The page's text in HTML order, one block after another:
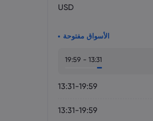
USD
الأسواق مفتوحة
13:31 - 19:59
13:31-19:59
13:31-19:59